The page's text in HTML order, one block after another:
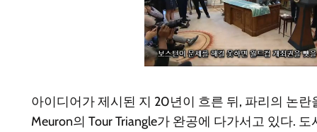
아이디어가 제시된 지 20년이 흐른 뒤, 파리의 논란
Meuron의 Tour Triangle가 완공에 다가서고 있다.